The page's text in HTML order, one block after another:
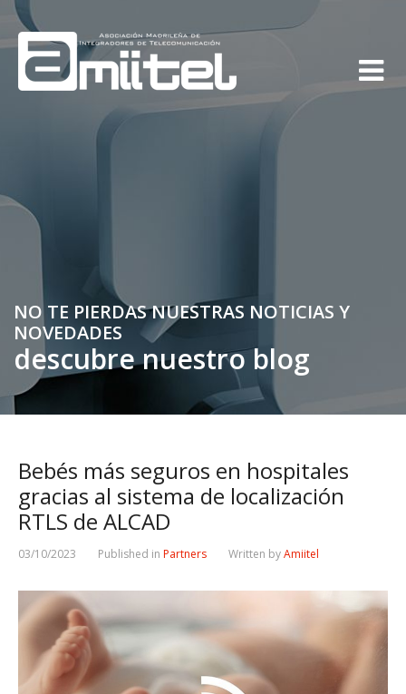
NO TE PIERDAS NUESTRAS NOTICIAS Y
NOVEDADES
descubre nuestro blog
Bebés más seguros en hospitales
gracias al sistema de localización
RTLS de ALCAD
03/10/2023 Published in Partners Written byAmiitel